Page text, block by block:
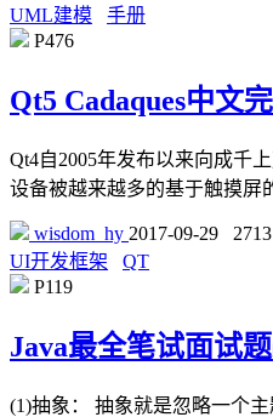
UML建模
手册
P476
Qt5 Cadaques中文
Qt4自2005年发布以来向成千
设备被越来越多的基于触摸屏
wisdom_hy 2017-09-29 2713
UI开发框架
QT
P119
Java最全笔试面试
(1)抽象： 抽象就是忽略一个